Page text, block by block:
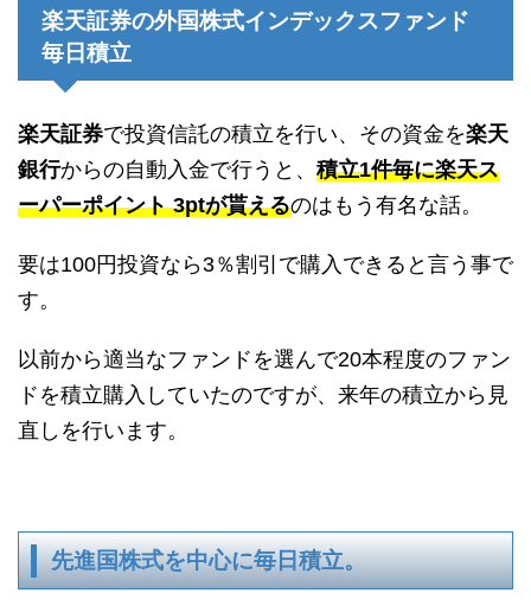
楽天証券の外国株式インデックスファンド
毎日積立
楽天証券で投資信託の積立を行い、その資金を楽天
銀行からの自動入金で行うと、 積立1件毎に楽天ス
ーパーポイント 3ptが貰えるのはもう有名な話。
要は100円投資なら3％割引で購入できると言う事で
す。
以前から適当なファンドを選んで20本程度のファン
ドを積立購入していたのですが、来年の積立から見
直しを行います。
先進国株式を中心に毎日積立。